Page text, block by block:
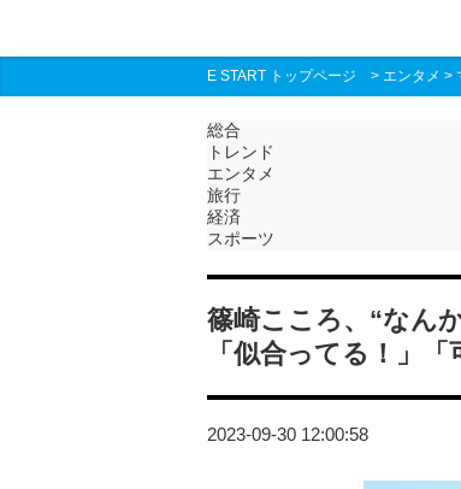
E START トップページ > エンタメ >
総合
トレンド
エンタメ
旅行
経済
スポーツ
篠崎こころ、“なん
「似合ってる！」「
2023-09-30 12:00:58